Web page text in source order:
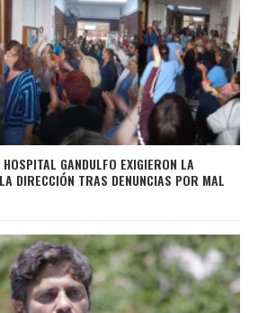
GANDULFO EXIGIERON LA
DIRECCIÓN TRAS DENUNCIAS POR MAL